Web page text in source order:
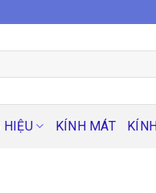
HIỆU KÍNH MÁT